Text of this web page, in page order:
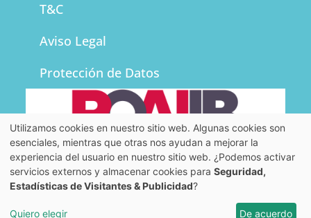
T&C
Aviso Legal
Protección de Datos
Copyright © 2026 Die Sonne von Mallorca S.L.
Utilizamos cookies en nuestro sitio web. Algunas cookies son
esenciales, mientras que otras nos ayudan a mejorar la
experiencia del usuario en nuestro sitio web. ¿Podemos activar
servicios externos y almacenar cookies para Seguridad,
Estadísticas de Visitantes & Publicidad?
Quiero elegir De acuerdo